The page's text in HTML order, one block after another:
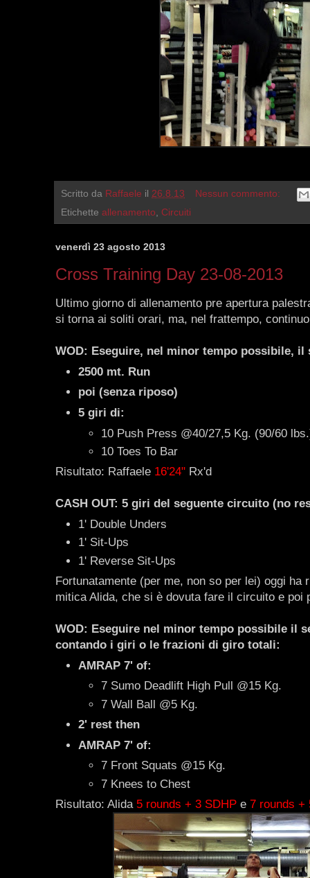
Scritto da Raffaele il 26.8.13
Nessun commento:
Etichette allenamento Circuiti
venerdì 23 agosto 2013
Cross Training Day 23-08-2013
Ultimo giorno di allenamento pre apertura
si torna ai soliti orari, ma, nel frattempo,
WOD: Eseguire, nel minor tempo possibile, il
2500 mt. Run
poi (senza riposo)
5 giri di:
10 Push Press @40/27,5 Kg. (90/60
10 Toes To Bar
Risultato: Raffaele 16'24" Rx'd
CASH OUT: 5 giri del seguente circuito (no
1' Double Unders
1' Sit-Ups
1' Reverse Sit-Ups
Fortunatamente (per me, non so per lei) oggi ha
mitica Alida, che si è dovuta fare il circuito e poi
WOD: Eseguire nel minor tempo possibile il
contando i giri o le frazioni di giro totali:
AMRAP 7' of:
7 Sumo Deadlift High Pull @15 Kg.
7 Wall Ball @5 Kg.
2' rest then
AMRAP 7' of:
7 Front Squats @15 Kg.
7 Knees to Chest
Risultato: Alida 5 rounds + 3 SDHP e 7 rounds +